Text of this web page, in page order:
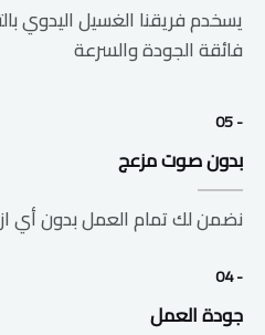
يسخدم فريقنا الغسيل اليدوي
فائقة الجودة والسرعة
- 05
بدون صوت مزعج
نضمن لك تمام العمل بدون أي
- 04
جودة العمل